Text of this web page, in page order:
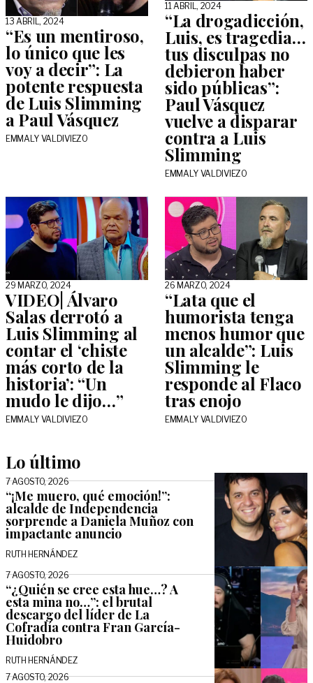
13 ABRIL, 2024
“Es un mentiroso,
lo único que les
voy a decir”: La
potente respuesta
de Luis Slimming
a Paul Vásquez
EMMALY VALDIVIEZO
11 ABRIL, 2024
“La drogadicción,
Luis, es tragedia…
tus disculpas no
debieron haber
sido públicas”:
Paul Vásquez
vuelve a disparar
contra a Luis
Slimming
EMMALY VALDIVIEZO
29 MARZO, 2024
VIDEO| Álvaro
Salas derrotó a
Luis Slimming al
contar el ‘chiste
más corto de la
historia’: “Un
mudo le dijo…”
EMMALY VALDIVIEZO
26 MARZO, 2024
“Lata que el
humorista tenga
menos humor que
un alcalde”: Luis
Slimming le
responde al Flaco
tras enojo
EMMALY VALDIVIEZO
Lo último
7 AGOSTO, 2026
“¡Me muero, qué emoción!”:
alcalde de Independencia
sorprende a Daniela Muñoz con
impactante anuncio
RUTH HERNÁNDEZ
7 AGOSTO, 2026
“¿Quién se cree esta hue…? A
esta mina no…”: el brutal
descargo del líder de La
Cofradía contra Fran García-
Huidobro
RUTH HERNÁNDEZ
7 AGOSTO, 2026